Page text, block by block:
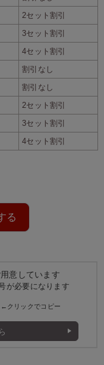
面にマチがついてい
チタイプです。
2セット割引
3セット割引
4セット割引
割引なし
割引なし
2セット割引
3セット割引
4セット割引
る
意しています
が必要になります
←クリックでコピー